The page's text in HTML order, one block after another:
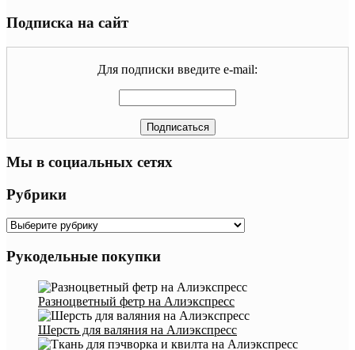
Подписка на сайт
Для подписки введите e-mail:
Мы в социальных сетях
Рубрики
Рубрики
Рукодельные покупки
Разноцветный фетр на Алиэкспресс
Шерсть для валяния на Алиэкспресс